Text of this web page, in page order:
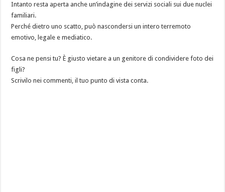
Intanto resta aperta anche un’indagine dei servizi sociali sui due nuclei
familiari.
Perché dietro uno scatto, può nascondersi un intero terremoto
emotivo, legale e mediatico.
Cosa ne pensi tu? È giusto vietare a un genitore di condividere foto dei
figli?
Scrivilo nei commenti, il tuo punto di vista conta.